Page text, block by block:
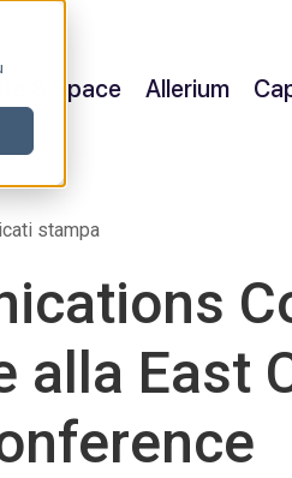
& Space Allerium
stampa
alla East